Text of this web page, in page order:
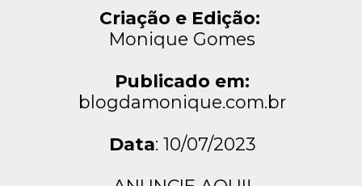
Criação e Edição:
Monique Gomes
Publicado em:
blogdamonique.com.br
Data: 10/07/2023